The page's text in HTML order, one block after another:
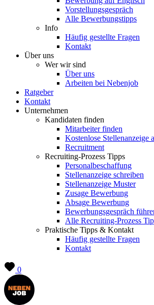
Vorstellungsgespräch
Alle Bewerbungstipps
Info
Häufig gestellte Fragen
Kontakt
Über uns
Wer wir sind
Über uns
Arbeiten bei Nebenjob
Ratgeber
Kontakt
Unternehmen
Kandidaten finden
Mitarbeiter finden
Kostenlose Stellenanzeige
Recruitment
Recruiting-Prozess Tipps
Personalbeschaffung
Stellenanzeige schreiben
Stellenanzeige Muster
Zusage Bewerbung
Absage Bewerbung
Bewerbungsgespräch
Alle Recruiting-Prozess
Praktische Tipps & Kontakt
Häufig gestellte Fragen
Kontakt
0